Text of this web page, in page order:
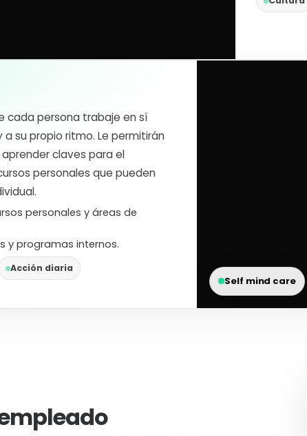
Self mind care
cada persona trabaje en sí
su propio ritmo. Le permitirán
claves para el
personales que pueden
personales y áreas de
y programas internos.
Acción diaria